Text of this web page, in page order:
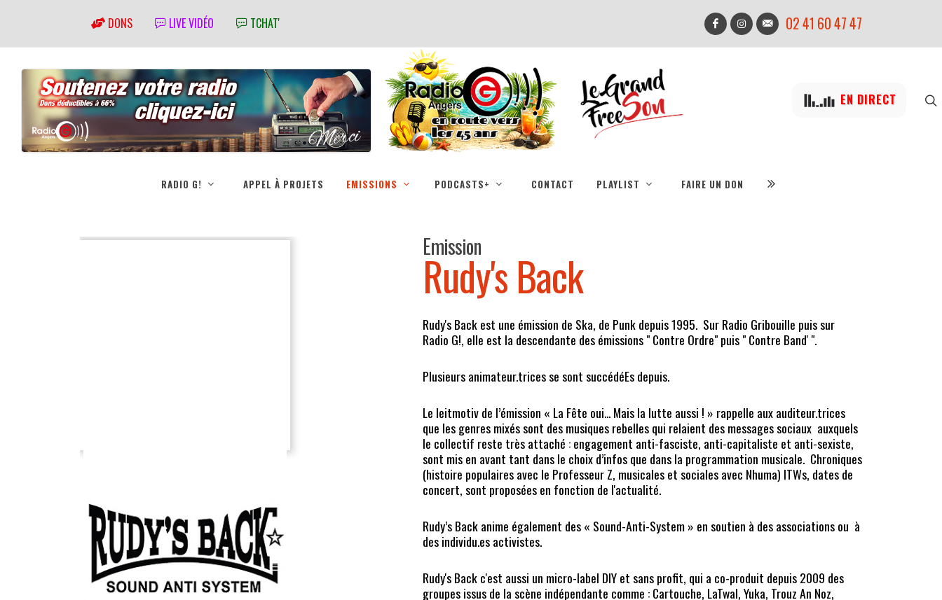
DONS LIVE VIDÉO TCHAT' 02 41 60 47 47
EN DIRECT
RADIO G! APPEL À PROJETS EMISSIONS PODCASTS+ CONTACT PLAYLIST FAIRE UN DON
Emission
Rudy's Back
Rudy's Back est une émission de Ska, de Punk depuis 1995. Sur Radio Gribouille puis sur
Radio G!, elle est la descendante des émissions " Contre Ordre" puis " Contre Band' ".
Plusieurs animateur.trices se sont succédéEs depuis.
Le leitmotiv de l’émission « La Fête oui... Mais la lutte aussi ! » rappelle aux auditeur.trices
que les genres mixés sont des musiques rebelles qui relaient des messages sociaux auxquels
le collectif reste très attaché : engagement anti-fasciste, anti-capitaliste et anti-sexiste,
sont mis en avant tant dans le choix d’infos que dans la programmation musicale. Chroniques
(histoire populaires avec le Professeur Z, musicales et sociales avec Nhuma) ITWs, dates de
concert, sont proposées en fonction de l'actualité.
Rudy’s Back anime également des « Sound-Anti-System » en soutien à des associations ou à
des individu.es activistes.
Rudy's Back c'est aussi un micro-label DIY et sans profit, qui a co-produit depuis 2009 des
groupes issus de la scène indépendante comme : Cartouche, LaTwal, Yuka, Trouz An Noz,